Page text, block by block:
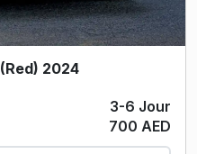
2024
3-6 Jour
700 AED